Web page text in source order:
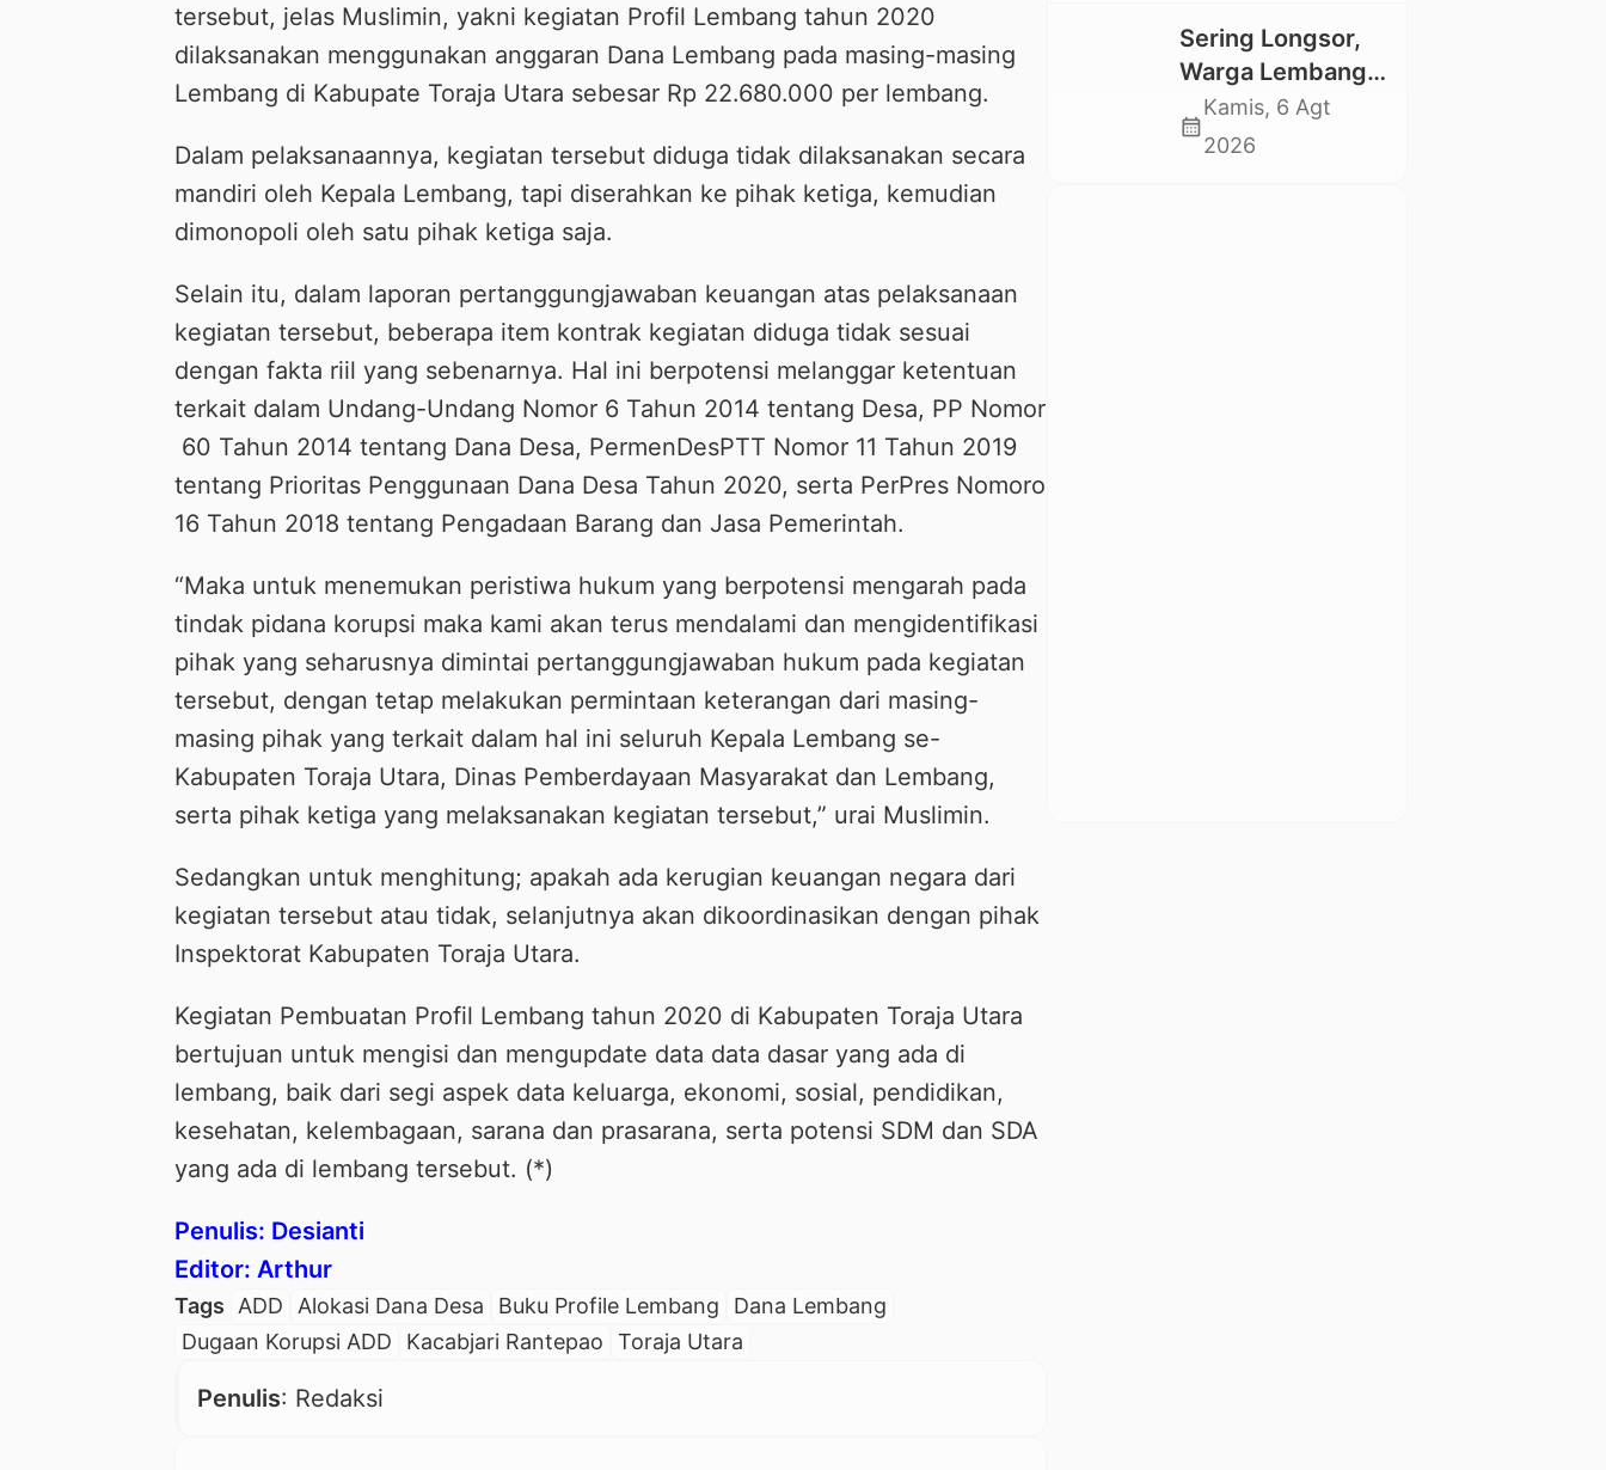
tersebut, jelas Muslimin, yakni kegiatan Profil Lembang tahun 2020
dilaksanakan menggunakan anggaran Dana Lembang pada masing-masing
Lembang di Kabupate Toraja Utara sebesar Rp 22.680.000 per lembang.
Dalam pelaksanaannya, kegiatan tersebut diduga tidak dilaksanakan secara
mandiri oleh Kepala Lembang, tapi diserahkan ke pihak ketiga, kemudian
dimonopoli oleh satu pihak ketiga saja.
Selain itu, dalam laporan pertanggungjawaban keuangan atas pelaksanaan
kegiatan tersebut, beberapa item kontrak kegiatan diduga tidak sesuai
dengan fakta riil yang sebenarnya. Hal ini berpotensi melanggar ketentuan
terkait dalam Undang-Undang Nomor 6 Tahun 2014 tentang Desa, PP Nomor
60 Tahun 2014 tentang Dana Desa, PermenDesPTT Nomor 11 Tahun 2019
tentang Prioritas Penggunaan Dana Desa Tahun 2020, serta PerPres Nomoro
16 Tahun 2018 tentang Pengadaan Barang dan Jasa Pemerintah.
“Maka untuk menemukan peristiwa hukum yang berpotensi mengarah pada
tindak pidana korupsi maka kami akan terus mendalami dan mengidentifikasi
pihak yang seharusnya dimintai pertanggungjawaban hukum pada kegiatan
tersebut, dengan tetap melakukan permintaan keterangan dari masing-
masing pihak yang terkait dalam hal ini seluruh Kepala Lembang se-
Kabupaten Toraja Utara, Dinas Pemberdayaan Masyarakat dan Lembang,
serta pihak ketiga yang melaksanakan kegiatan tersebut,” urai Muslimin.
Sedangkan untuk menghitung; apakah ada kerugian keuangan negara dari
kegiatan tersebut atau tidak, selanjutnya akan dikoordinasikan dengan pihak
Inspektorat Kabupaten Toraja Utara.
Kegiatan Pembuatan Profil Lembang tahun 2020 di Kabupaten Toraja Utara
bertujuan untuk mengisi dan mengupdate data data dasar yang ada di
lembang, baik dari segi aspek data keluarga, ekonomi, sosial, pendidikan,
kesehatan, kelembagaan, sarana dan prasarana, serta potensi SDM dan SDA
yang ada di lembang tersebut. (*)
Penulis: Desianti
Editor: Arthur
Tags ADD Alokasi Dana Desa Buku Profile Lembang
Dana Lembang
Dugaan Korupsi ADD
Kacabjari Rantepao Toraja Utara
Penulis: Redaksi
Longsor di Buntu
Pepasan
Sering Longsor,
Warga Lembang
Gasing Swadaya
Bangun Plat
calendar_month
Kamis, 6 Agt
2026